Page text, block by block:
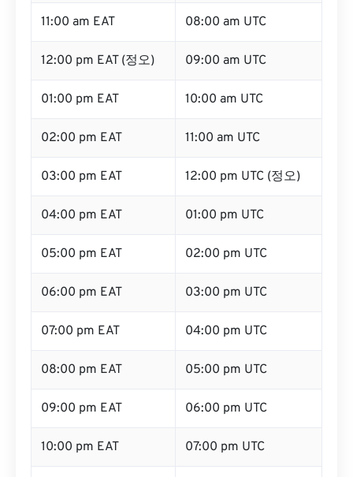
11:00 am EAT 08:00 am UTC
12:00 pm EAT (정오) 09:00 am UTC
01:00 pm EAT 10:00 am UTC
02:00 pm EAT 11:00 am UTC
03:00 pm EAT 12:00 pm UTC (정오)
04:00 pm EAT 01:00 pm UTC
05:00 pm EAT 02:00 pm UTC
06:00 pm EAT 03:00 pm UTC
07:00 pm EAT 04:00 pm UTC
08:00 pm EAT 05:00 pm UTC
09:00 pm EAT 06:00 pm UTC
10:00 pm EAT 07:00 pm UTC